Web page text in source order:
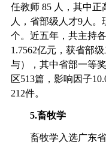
任教师85 人，其中正
人，省部级人才9人。
个。近五年，共主持
1.7562亿元， 获省部
与），其中省部一等奖
区513篇，影响因子
212件。
5.畜牧学
畜牧学入选广东